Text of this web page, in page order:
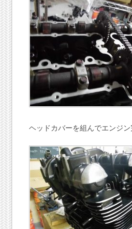
ヘッドカバーを組んでエンジン